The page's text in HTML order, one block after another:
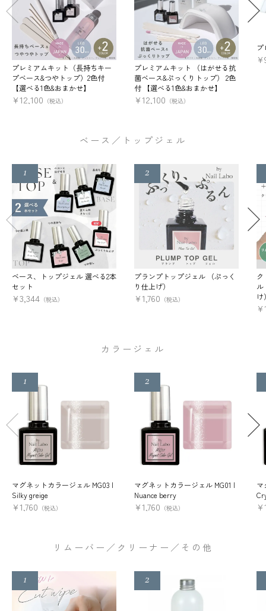
プレミアムキット（長持ちキー
プベース&つやトップ）2色付
【選べる1色&おまかせ】
¥12,100 （税込）
プレミアムキット （はがせる抗
菌ベース&ぷっくりトップ） 2色
付 【選べる1色&おまかせ】
¥12,100 （税込）
¥
ベース／トップジェル
ベース、トップジェル 選べる2本
セット
¥3,344 （税込）
プランプトップジェル （ぷっく
り仕上げ）
¥1,760 （税込）
ル
け
¥
カラージェル
マグネットカラージェル MG03 |
Silky greige
¥1,760 （税込）
マグネットカラージェル MG01 |
Nuance berry
¥1,760 （税込）
マ
¥
リムーバー／クリーナー／その他